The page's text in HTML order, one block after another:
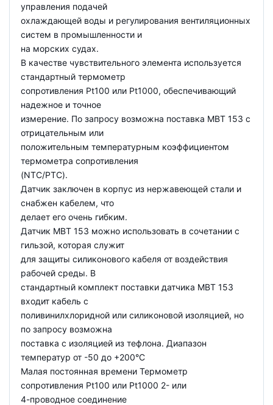
управления подачей
охлаждающей воды и регулирования вентиляционных
систем в промышленности и
на морских судах.
В качестве чувствительного элемента используется
стандартный термометр
сопротивления Pt100 или Pt1000, обеспечивающий
надежное и точное
измерение. По запросу возможна поставка MBT 153 с
отрицательным или
положительным температурным коэффициентом
термометра сопротивления
(NTC/PTC).
Датчик заключен в корпус из нержавеющей стали и
снабжен кабелем, что
делает его очень гибким.
Датчик MBT 153 можно использовать в сочетании с
гильзой, которая служит
для защиты силиконового кабеля от воздействия
рабочей среды. В
стандартный комплект поставки датчика MBT 153
входит кабель с
поливинилхлоридной или силиконовой изоляцией, но
по запросу возможна
поставка с изоляцией из тефлона. Диапазон
температур от -50 до +200°C
Малая постоянная времени Термометр
сопротивления Pt100 или Pt1000 2- или
4-проводное соединение